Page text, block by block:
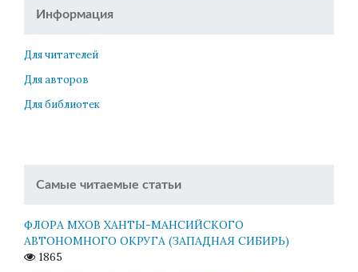
Информация
Для читателей
Для авторов
Для библиотек
Самые читаемые статьи
ФЛОРА МХОВ ХАНТЫ-МАНСИЙСКОГО
АВТОНОМНОГО ОКРУГА (ЗАПАДНАЯ СИБИРЬ)
1865